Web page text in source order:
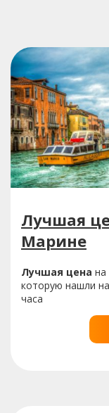
Лучшая
Марине
Лучшая цена на
которую нашли
часа